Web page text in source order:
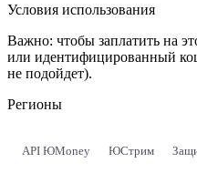
Условия использования
Важно: чтобы заплатить на
или идентифицированный
не подойдет).
Регионы
API ЮMoney ЮСтрим